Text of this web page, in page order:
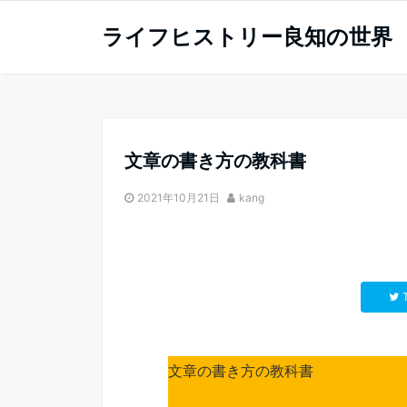
ライフヒストリー良知の世界
文章の書き方の教科書
2021年10月21日 kang
文章の書き方の教科書